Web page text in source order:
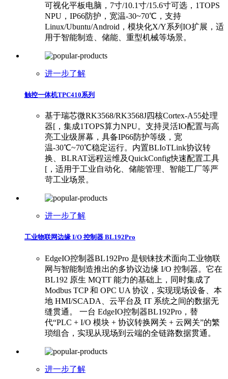
可视化平板电脑，7寸/10.1寸/15.6寸可选，1TOPS
NPU，IP66防护，宽温-30~70℃，支持
Linux/Ubuntu/Android，模块化X/Y系列IO扩展，适
用于智能制造、储能、重型机械等场景。
进一步了解
触控一体机TPC410系列
基于瑞芯微RK3568/RK3568J四核Cortex-A55处理
器[，集成1TOPS算力NPU。支持灵活IO配置与高
亮工业级屏幕，具备IP66防护等级，宽
温-30℃~70℃稳定运行。内置BLIoTLink协议转
换、BLRAT远程运维及QuickConfig快速配置工具
[，适用于工业自动化、储能管理、智能工厂等严
苛工业场景。
进一步了解
工业物联网边缘 I/O 控制器 BL192Pro
EdgeIO控制器BL192Pro 是钡铼技术面向工业物联
网与智能制造推出的多协议边缘 I/O 控制器。它在
BL192 原生 MQTT 能力的基础上，同时集成了
Modbus TCP 和 OPC UA 协议，实现现场设备、本
地 HMI/SCADA、云平台及 IT 系统之间的数据无
缝贯通。 一台 EdgeIO控制器BL192Pro，替
代“PLC + I/O 模块 + 协议转换网关 + 云网关”的繁
琐组合，实现从现场到云端的全链路数据贯通。
进一步了解